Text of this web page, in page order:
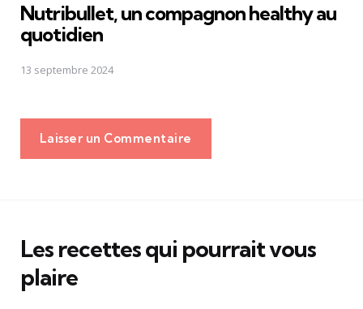
Nutribullet, un compagnon healthy au
quotidien
13 septembre 2024
Laisser un Commentaire
Les recettes qui pourrait vous
plaire